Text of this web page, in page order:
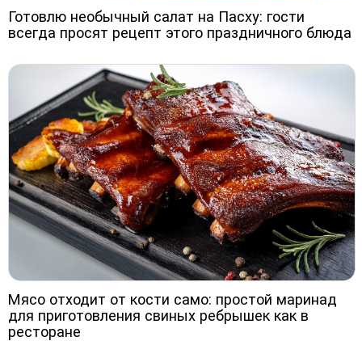
Готовлю необычный салат на Пасху: гости
всегда просят рецепт этого праздничного блюда
Мясо отходит от кости само: простой маринад
для приготовления свиных ребрышек как в
ресторане